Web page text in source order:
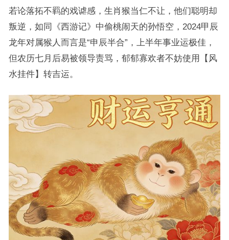
若论落拓不羁的戏谑感，生肖猴当仁不让，他们聪明却
叛逆，如同《西游记》中偷桃闹天的孙悟空，2024甲辰
龙年对属猴人而言是“申辰半合”，上半年事业运极佳，
但农历七月后易被领导责骂，郁郁寡欢者不妨使用【风
水挂件】转吉运。